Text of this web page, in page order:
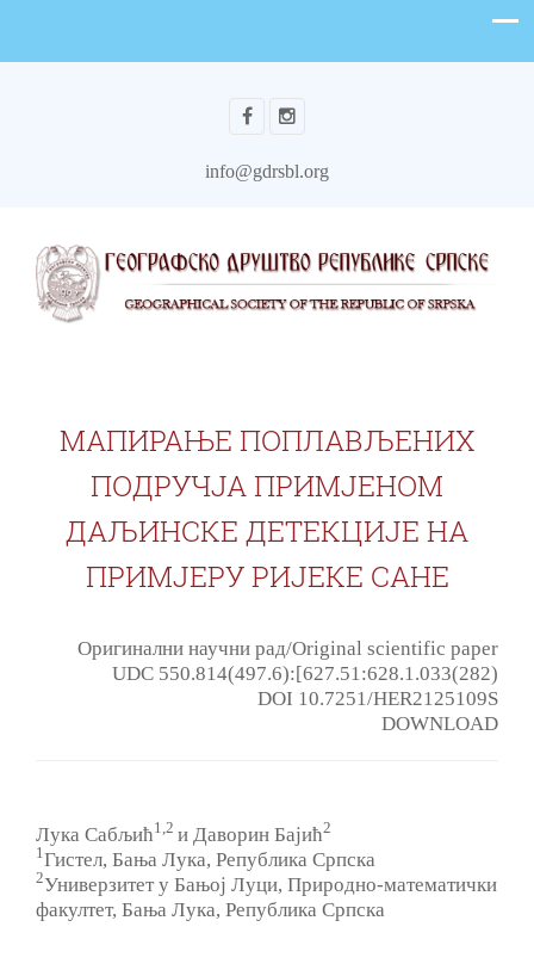
info@gdrsbl.org
МАПИРАЊЕ ПОПЛАВЉЕНИХ
ПОДРУЧЈА ПРИМЈЕНОМ
ДАЉИНСКЕ ДЕТЕКЦИЈЕ НА
ПРИМЈЕРУ РИЈЕКЕ САНЕ
Оригинални научни рад/Original scientific paper
UDC 550.814(497.6):[627.51:628.1.033(282)
DOI 10.7251/HER2125109S
DOWNLOAD
Лука Сабљић1,2 и Даворин Бајић2
1Гистел, Бања Лука, Република Српска
2Универзитет у Бањој Луци, Природно-математички
факултет, Бања Лука, Република Српска